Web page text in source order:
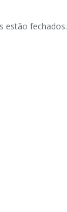
estão fechados.